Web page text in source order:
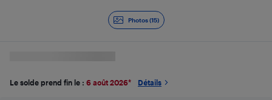
Photos (15)
Le solde prend fin le : 6 août 2026* Détails